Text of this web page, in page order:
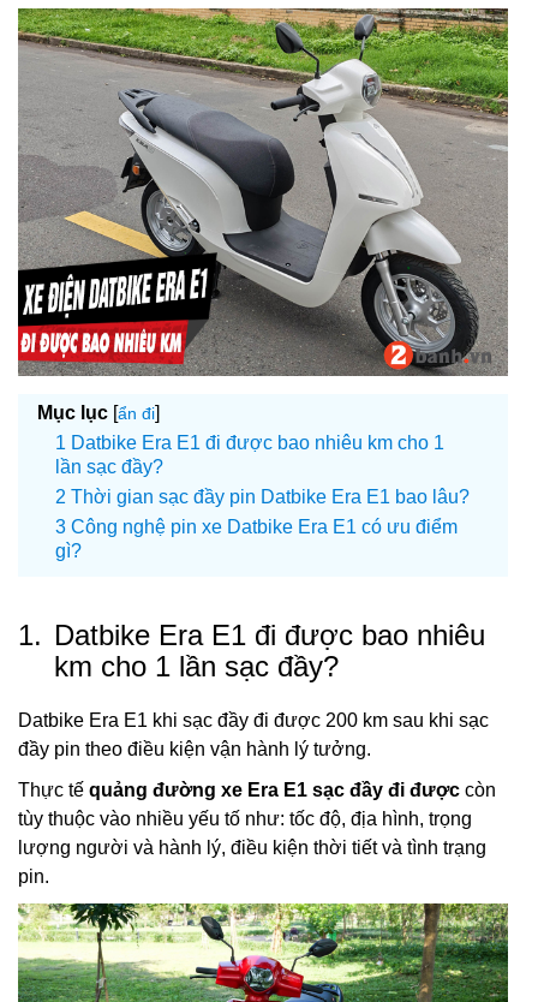
Mục lục [ẩn đi]
Datbike Era E1 đi được bao nhiêu km cho 1
lần sạc đầy?
Thời gian sạc đầy pin Datbike Era E1 bao lâu?
Công nghệ pin xe Datbike Era E1 có ưu điểm
gì?
1. Datbike Era E1 đi được bao nhiêu
km cho 1 lần sạc đầy?
Datbike Era E1 khi sạc đầy đi được 200 km sau khi sạc
đầy pin theo điều kiện vận hành lý tưởng.
Thực tế quảng đường xe Era E1 sạc đầy đi được còn
tùy thuộc vào nhiều yếu tố như: tốc độ, địa hình, trọng
lượng người và hành lý, điều kiện thời tiết và tình trạng
pin.